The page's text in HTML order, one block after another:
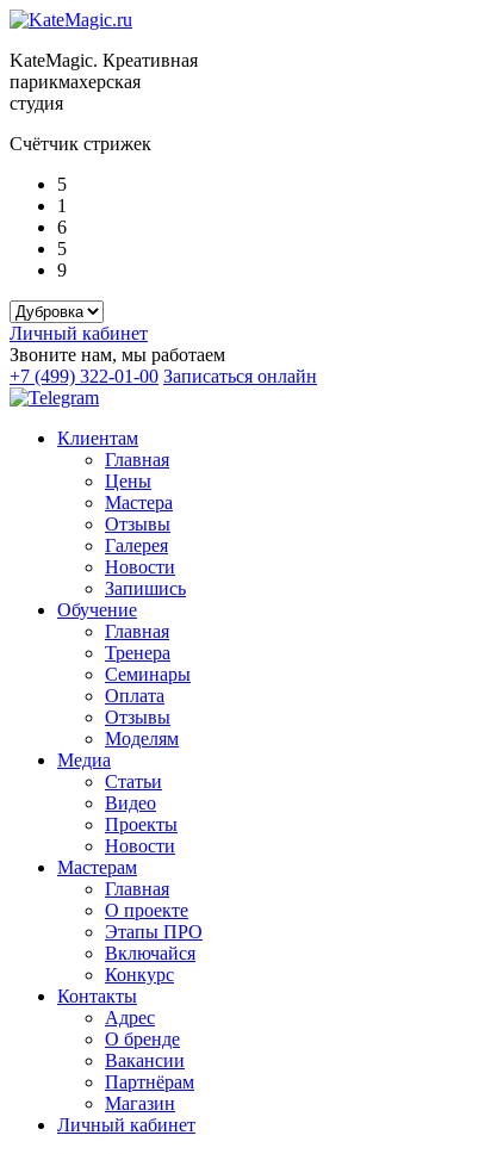
KateMagic. Креативная
парикмахерская
студия
Счётчик стрижек
5
1
6
5
9
Личный кабинет
Звоните нам, мы работаем
+7 (499) 322-01-00 Записаться онлайн
Клиентам
Главная
Цены
Мастера
Отзывы
Галерея
Новости
Запишись
Обучение
Главная
Тренера
Семинары
Оплата
Отзывы
Моделям
Медиа
Статьи
Видео
Проекты
Новости
Мастерам
Главная
О проекте
Этапы ПРО
Включайся
Конкурс
Контакты
Адрес
О бренде
Вакансии
Партнёрам
Магазин
Личный кабинет